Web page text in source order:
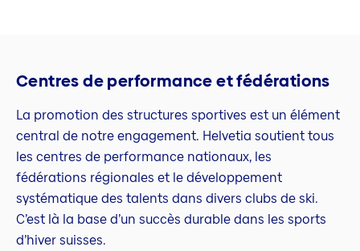
Centres de performance et fédérations
La promotion des structures sportives est un élément
central de notre engagement. Helvetia soutient tous
les centres de performance nationaux, les
fédérations régionales et le développement
systématique des talents dans divers clubs de ski.
C’est là la base d’un succès durable dans les sports
d’hiver suisses.